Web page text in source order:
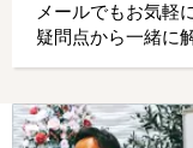
メールでもお気軽
疑問点から一緒に